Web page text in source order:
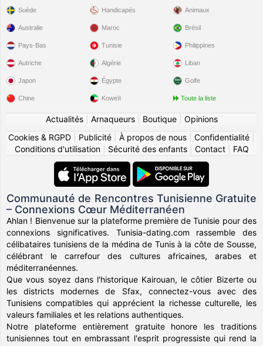
Suède Handicapés Animaux
Australie
Pays-Bas
Autriche
Japon
Chine
Maroc
Tunisie
Algérie
Égypte
Koweït
Brésil
Philippines
Liban
Golfe
Toute la liste
Actualités| Arnaqueurs| Boutique| Opinions
Cookies & RGPD
Publicité À propos de nous Confidentialité
Conditions d'utilisation| Sécurité des enfants| Contact| FAQ
Communauté de Rencontres Tunisienne Gratuite
– Connexions Cœur Méditerranéen
Ahlan ! Bienvenue sur la plateforme première de Tunisie pour des
connexions significatives. Tunisia-dating.com rassemble des
célibataires tunisiens de la médina de Tunis à la côte de Sousse,
célébrant le carrefour des cultures africaines, arabes et
méditerranéennes.
Que vous soyez dans l'historique Kairouan, le côtier Bizerte ou
les districts modernes de Sfax, connectez-vous avec des
Tunisiens compatibles qui apprécient la richesse culturelle, les
valeurs familiales et les relations authentiques.
Notre plateforme entièrement gratuite honore les traditions
tunisiennes tout en embrassant l'esprit progressiste qui rend la